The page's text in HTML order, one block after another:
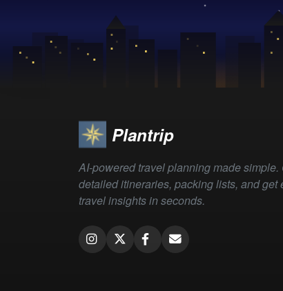
Plantrip
AI-powered travel planning made simple.
detailed itineraries, packing lists, and get
travel insights in seconds.